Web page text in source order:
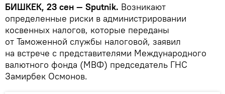
БИШКЕК, 23 сен — Sputnik. Возникают
определенные риски в администрировании
косвенных налогов, которые переданы
от Таможенной службы налоговой, заявил
на встрече с представителями Международного
валютного фонда (МВФ) председатель ГНС
Замирбек Осмонов.